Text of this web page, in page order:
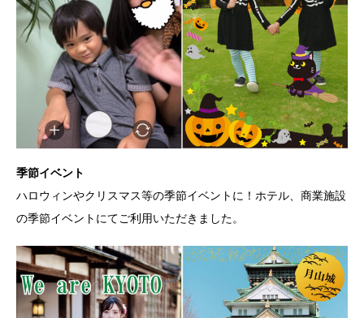
季節イベント
ハロウィンやクリスマス等の季節イベントに！ホテル、商業施設
の季節イベントにてご利用いただきました。